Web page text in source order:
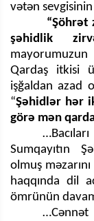
vətən
“Şöhrət
şəhidlik
mayorumuzun
Qardaş itkisi
işğaldan azad
“Şəhidlər hər
görə mən
Sumqayıtın
olmuş
haqqında dil
ömrünün
…Cənnət